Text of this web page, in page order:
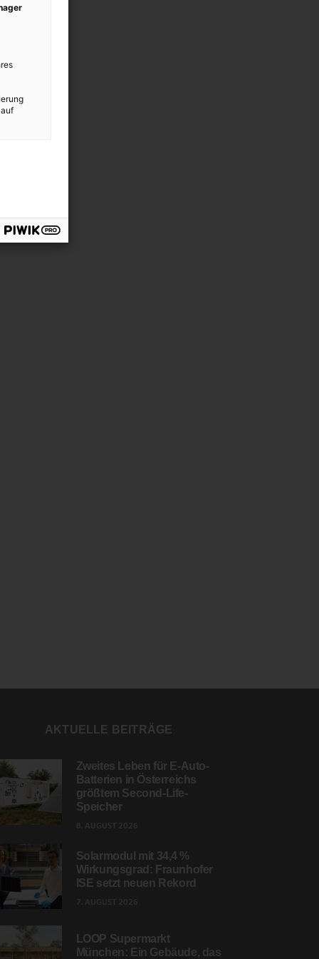
AKTUELLE BEITRÄGE
Zweites Leben für E-Auto-
Batterien in Österreichs
größtem Second-Life-
Speicher
Solarmodul mit 34,4 %
Wirkungsgrad: Fraunhofer
ISE setzt neuen Rekord
LOOP Supermarkt
München: Ein Gebäude, das